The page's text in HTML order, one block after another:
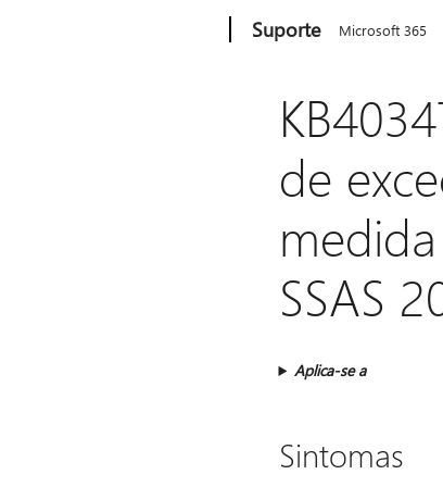
Suporte Microsoft 365
de
SSAS
Aplica-se a
Sintomas